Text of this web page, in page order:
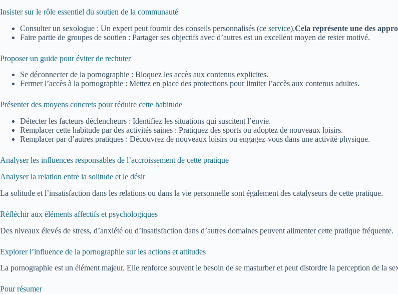
Insister sur le rôle essentiel du soutien de la communauté
Consulter un sexologue : Un expert peut fournir des conseils personnalisés (ce service).Cela représente une des
Faire partie de groupes de soutien : Partager ses objectifs avec d’autres est un excellent moyen de rester motivé.
Proposer un guide pour éviter de rechuter
Se déconnecter de la pornographie : Bloquez les accès aux contenus explicites.
Fermer l’accès à la pornographie : Mettez en place des protections pour limiter l’accès aux contenus adultes.
Présenter des moyens concrets pour réduire cette habitude
Détecter les facteurs déclencheurs : Identifiez les situations qui suscitent l’envie.
Remplacer cette habitude par des activités saines : Pratiquez des sports ou adoptez de nouveaux loisirs.
Remplacer par d’autres pratiques : Découvrez de nouveaux loisirs ou engagez-vous dans une activité physique.
Analyser les influences responsables de l’accroissement de cette pratique
Analyser la relation entre la solitude et le désir
La solitude et l’insatisfaction dans les relations ou dans la vie personnelle sont également des catalyseurs de cette pratique.
Réfléchir aux éléments affectifs et psychologiques
Des niveaux élevés de stress, d’anxiété ou d’insatisfaction dans d’autres domaines peuvent alimenter cette pratique fréquente.
Explorer l’influence de la pornographie sur les actions et attitudes
La pornographie est un élément majeur. Elle renforce souvent le besoin de se masturber et peut distordre la perception de la
Pour résumer